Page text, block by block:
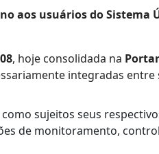
aos usuários do Sistema
, hoje consolidada na
integradas entre
sujeitos seus
de monitoramento,